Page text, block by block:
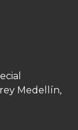
Medellín,